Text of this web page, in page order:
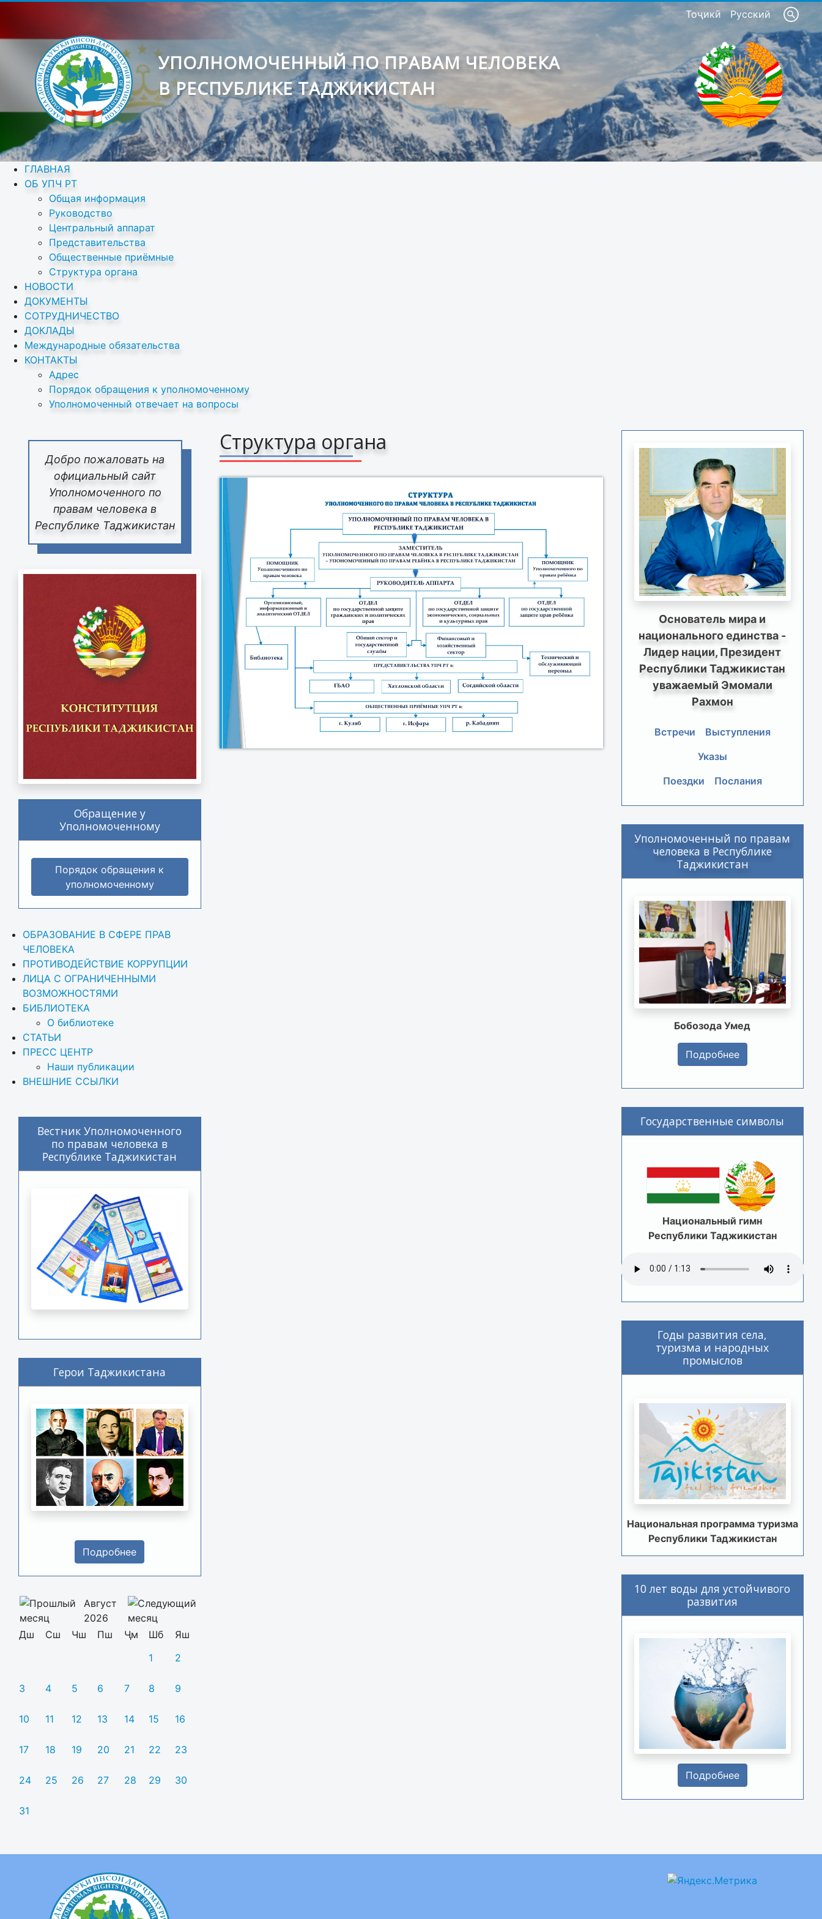
Тоҷикӣ Русский
УПОЛНОМОЧЕННЫЙ ПО ПРАВАМ ЧЕЛОВЕКА
В РЕСПУБЛИКЕ ТАДЖИКИСТАН
ГЛАВНАЯ
ОБ УПЧ РТ
Общая информация
Руководство
Центральный аппарат
Представительства
Общественные приёмные
Структура органа
НОВОСТИ
ДОКУМЕНТЫ
СОТРУДНИЧЕСТВО
ДОКЛАДЫ
Международные обязательства
КОНТАКТЫ
Адрес
Порядок обращения к уполномоченному
Уполномоченный отвечает на вопросы
Добро пожаловать на
официальный сайт
Уполномоченного по
правам человека в
Республике Таджикистан
Обращение у
Уполномоченному
Порядок обращения к
уполномоченному
ОБРАЗОВАНИЕ В СФЕРЕ ПРАВ
ЧЕЛОВЕКА
ПРОТИВОДЕЙСТВИЕ КОРРУПЦИИ
ЛИЦА С ОГРАНИЧЕННЫМИ
ВОЗМОЖНОСТЯМИ
БИБЛИОТЕКА
О библиотеке
СТАТЬИ
ПРЕСС ЦЕНТР
Наши публикации
ВНЕШНИЕ ССЫЛКИ
Вестник Уполномоченного
по правам человека в
Республике Таджикистан
Герои Таджикистана
Подробнее
Август
2026
Дш
Сш Чш Пш Ҷм Шб
Яш
1
2
3 4 5 6 7 8 9
10 11 12 13 14 15 16
17 18 19 20 21 22 23
24 25 26 27 28 29 30
31
Структура органа
Основатель мира и
национального единства -
Лидер нации, Президент
Республики Таджикистан
уважаемый Эмомали
Рахмон
Встречи
Выступления
Указы
Поездки
Послания
Уполномоченный по правам
человека в Республике
Таджикистан
Бобозода Умед
Подробнее
Государственные символы
Национальный гимн
Республики Таджикистан
Годы развития села,
туризма и народных
промыслов
Национальная программа туризма
Республики Таджикистан
10 лет воды для устойчивого
развития
Подробнее